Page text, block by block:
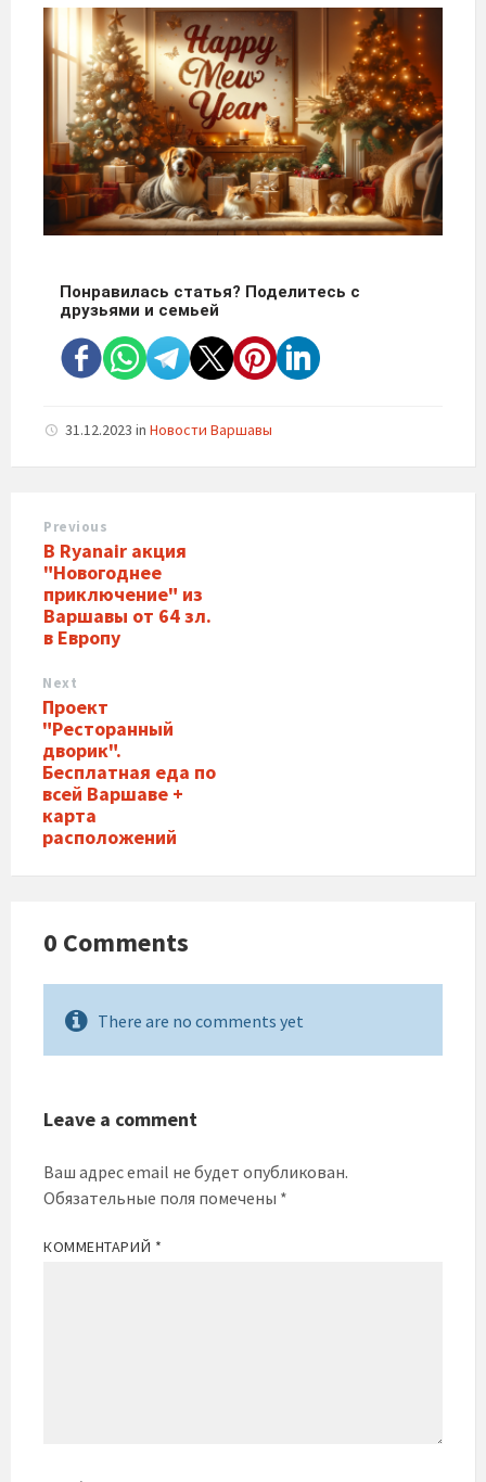
Понравилась статья? Поделитесь с
друзьями и семьей
31.12.2023 in Новости Варшавы
Previous
В Ryanair акция
"Новогоднее
приключение" из
Варшавы от 64 зл.
в Европу
Next
Проект
"Ресторанный
дворик".
Бесплатная еда по
всей Варшаве +
карта
расположений
0 Comments
There are no comments yet
Leave a comment
Ваш адрес email не будет опубликован.
Обязательные поля помечены *
КОММЕНТАРИЙ *